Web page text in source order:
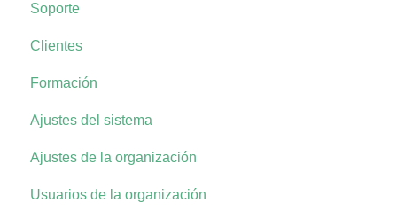
Soporte
Clientes
Formación
Ajustes del sistema
Ajustes de la organización
Usuarios de la organización